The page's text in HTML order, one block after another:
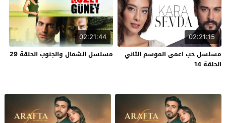
02:21:15
مسلسل حب اعمى الموسم الثاني
الحلقة 14
02:21:44
مسلسل الشمال والجنوب الحلقة 29